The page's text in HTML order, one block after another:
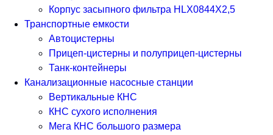
Корпус засыпного фильтра HLX0844X2,5
Транспортные емкости
Автоцистерны
Прицеп-цистерны и полуприцеп-цистерны
Танк-контейнеры
Канализационные насосные станции
Вертикальные КНС
КНС сухого исполнения
Мега КНС большого размера